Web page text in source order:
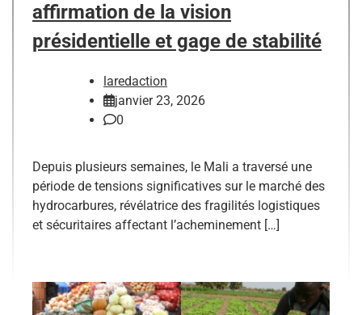
affirmation de la vision
présidentielle et gage de stabilité
laredaction
janvier 23, 2026
0
Depuis plusieurs semaines, le Mali a traversé une
période de tensions significatives sur le marché des
hydrocarbures, révélatrice des fragilités logistiques
et sécuritaires affectant l’acheminement […]